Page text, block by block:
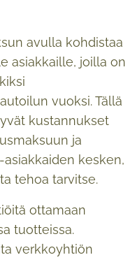
avulla kohdistaa
asiakkaille, joilla on
vuoksi. Tällä
kustannukset
ja
kesken,
tehoa tarvitse.
ottamaan
tuotteissa.
verkkoyhtiön